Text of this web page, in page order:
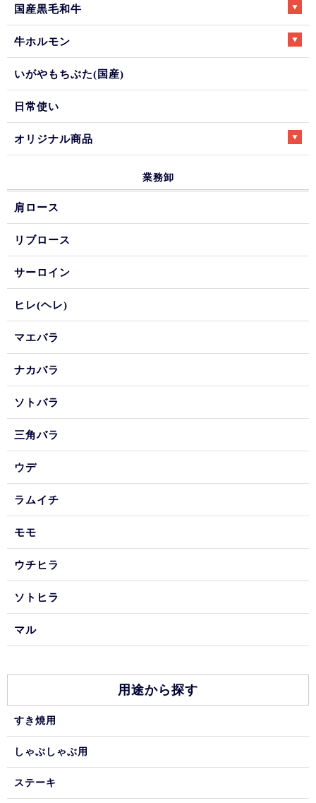
国産黒毛和牛
牛ホルモン
いがやもちぶた(国産)
日常使い
オリジナル商品
業務卸
肩ロース
リブロース
サーロイン
ヒレ(ヘレ)
マエバラ
ナカバラ
ソトバラ
三角バラ
ウデ
ラムイチ
モモ
ウチヒラ
ソトヒラ
マル
用途から探す
すき焼用
しゃぶしゃぶ用
ステーキ